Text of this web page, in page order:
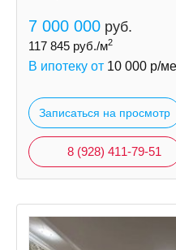
7 000 000 руб.
117 845 руб./м2
В ипотеку от 10 000 р/
Записаться на просмотр
8 (928) 411-79-51